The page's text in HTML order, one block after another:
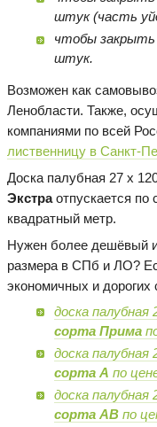
штук (часть
чтобы закрыть
штук.
Возможен как
Ленобласти. Также,
компаниями по всей
лиственницу в Санкт-
Доска палубная 27 х
Экстраотпускается по
квадратный метр.
Нужен более дешёвый
размера в СПб и ЛО?
экономичных и дорогих
доска палубная
сорта Прима
доска палубная
сорта А по
доска палубная
сорта ABпо